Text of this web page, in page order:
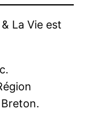
La Vie est